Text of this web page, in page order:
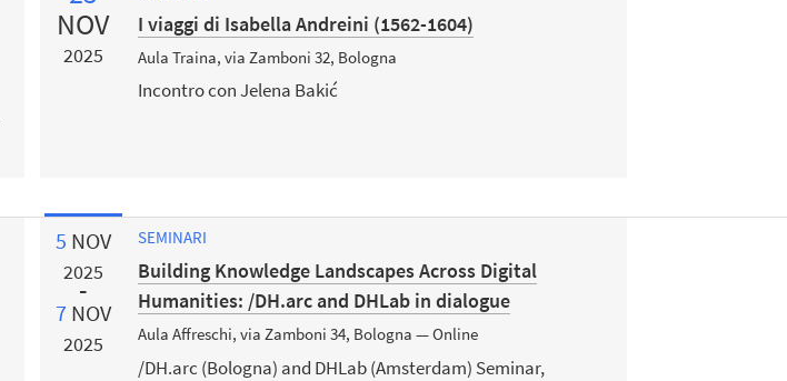
NOV
2025
I viaggi di Isabella Andreini (1562-1604)
Aula Traina, via Zamboni 32, Bologna
Incontro con Jelena Bakić
5 NOV
2025
7 NOV
2025
SEMINARI
Building Knowledge Landscapes Across Digital
Humanities: /DH.arc and DHLab in dialogue
Aula Affreschi, via Zamboni 34, Bologna — Online
/DH.arc (Bologna) and DHLab (Amsterdam) Seminar,